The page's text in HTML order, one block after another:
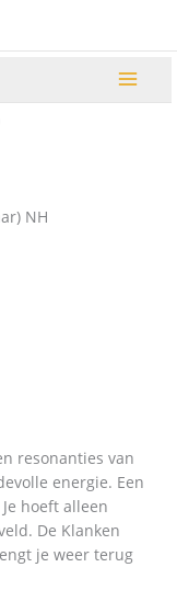
NH
resonanties van
energie. Een
hoeft alleen
De Klanken
je weer terug